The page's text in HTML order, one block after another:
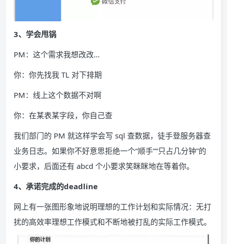
3、学会甩锅
PM：这个需求我想改改…
你：你先找我 TL 对下排期
PM：线上这个数据不对啊
你：在某表某字段，你自己查
我们部门的 PM 就这样学会写 sql 查数据，徒手登服务器查
业务日志。如果你不好意思拒绝一个“顺手”“只占几分钟”的
小要求，后面还有 abcd 个小要求笑眯眯地在等着你。
4、承诺完成的deadline
网上有一张图形象地说明理想的工作计划和实际情况：无打
扰的高效率理想工作模式和不断地被打乱的实际工作模式。